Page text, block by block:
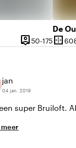
person_pin
Capaciteit
50-17550 tot
De
border_outer
van 9,3 uit 10
jan
04 jan. 2019
super Bruiloft.